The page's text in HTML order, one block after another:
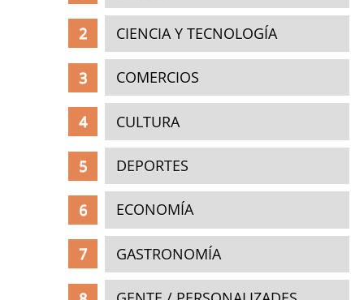
CIENCIA Y TECNOLOGÍA
COMERCIOS
CULTURA
DEPORTES
ECONOMÍA
GASTRONOMÍA